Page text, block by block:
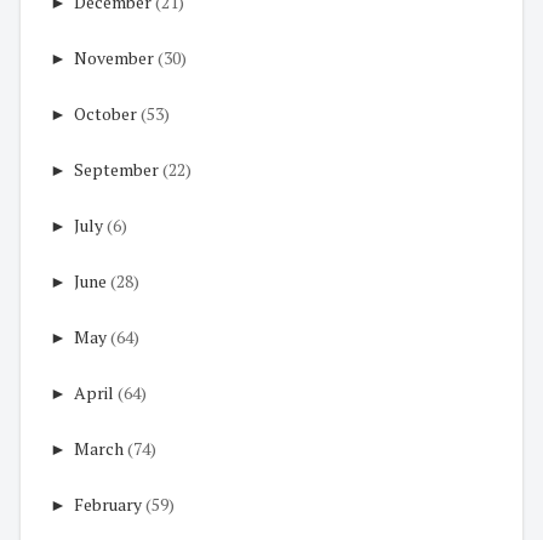
► November(30)
► October(53)
► September(22)
► July(6)
► June (28)
► May(64)
► April (64)
► March(74)
► February(59)